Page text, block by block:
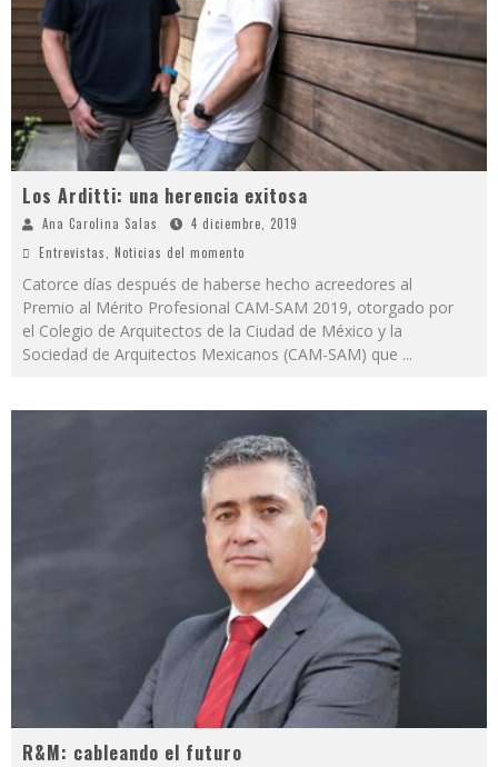
Los Arditti: una herencia exitosa
Ana Carolina Salas
4 diciembre, 2019
Entrevistas, Noticias del momento
Catorce días después de haberse hecho acreedores al
Premio al Mérito Profesional CAM-SAM 2019, otorgado por
el Colegio de Arquitectos de la Ciudad de México y la
Sociedad de Arquitectos Mexicanos (CAM-SAM) que ...
R&M: cableando el futuro